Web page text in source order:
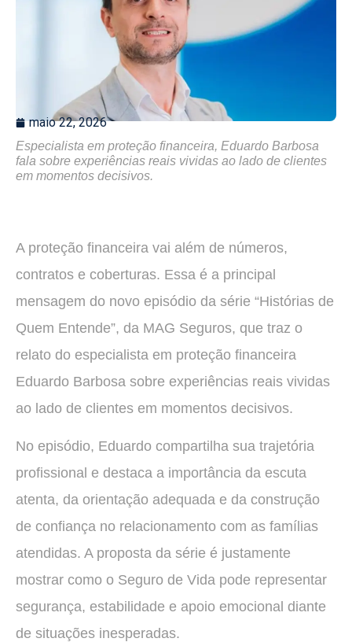
maio 22, 2026
Especialista em proteção financeira, Eduardo Barbosa
fala sobre experiências reais vividas ao lado de clientes
em momentos decisivos.
A proteção financeira vai além de números,
contratos e coberturas. Essa é a principal
mensagem do novo episódio da série “Histórias de
Quem Entende”, da MAG Seguros, que traz o
relato do especialista em proteção financeira
Eduardo Barbosa sobre experiências reais vividas
ao lado de clientes em momentos decisivos.
No episódio, Eduardo compartilha sua trajetória
profissional e destaca a importância da escuta
atenta, da orientação adequada e da construção
de confiança no relacionamento com as famílias
atendidas. A proposta da série é justamente
mostrar como o Seguro de Vida pode representar
segurança, estabilidade e apoio emocional diante
de situações inesperadas.